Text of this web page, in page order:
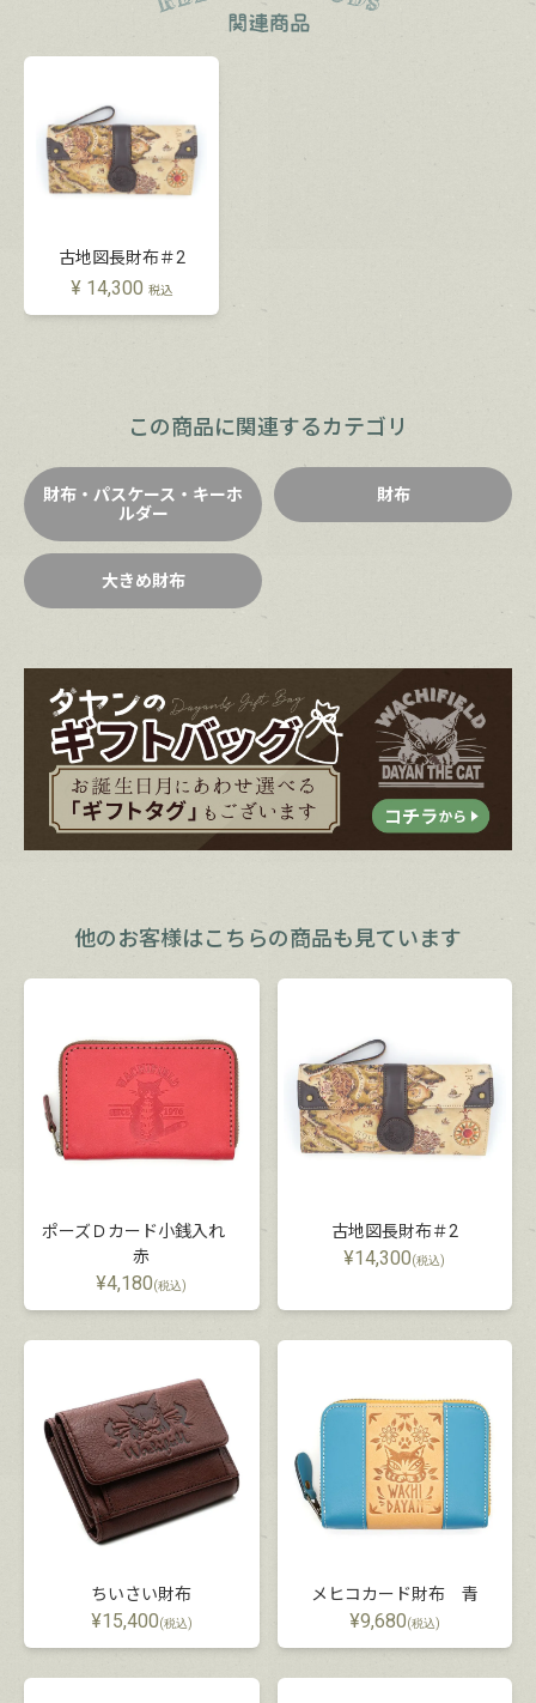
古地図長財布＃2
¥ 14,300 税込
この商品に関連するカテゴリ
財布・パスケース・キーホ
ルダー
財布
大きめ財布
他のお客様はこちらの商品も見ています
ポーズＤカード小銭入れ
赤
¥4,180(税込)
古地図長財布＃2
¥14,300(税込)
ちいさい財布
¥15,400(税込)
メヒコカード財布 青
¥9,680(税込)